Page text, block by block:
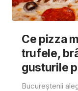
Ce pizza
trufele,
gusturile
Bucureștenii